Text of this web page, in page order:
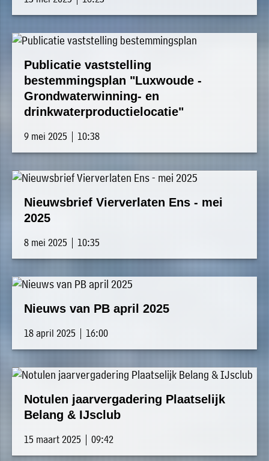
Publicatie vaststelling
bestemmingsplan "Luxwoude -
Grondwaterwinning- en
drinkwaterproductielocatie"
9 mei 2025 | 10:38
Nieuwsbrief Vierverlaten Ens - mei
2025
8 mei 2025 | 10:35
Nieuws van PB april 2025
18 april 2025 | 16:00
Notulen jaarvergadering Plaatselijk
Belang & IJsclub
15 maart 2025 | 09:42